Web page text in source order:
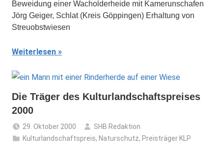
Beweidung einer Wacholderheide mit Kamerunschafen
Jörg Geiger, Schlat (Kreis Göppingen) Erhaltung von
Streuobstwiesen
Weiterlesen
Die Träger des Kulturlandschaftspreises
2000
29. Oktober 2000
SHB Redaktion
Kulturlandschaftspreis, Naturschutz, Preisträger KLP